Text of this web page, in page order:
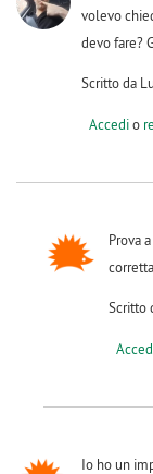
volevo
devo fare?
Scritto da
Accedio
Prova
Scritto
Io ho un